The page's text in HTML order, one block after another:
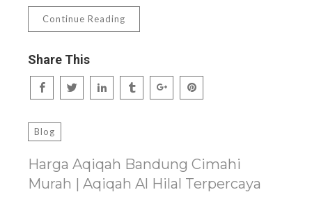
Continue Reading
Share This
Blog
Harga Aqiqah Bandung Cimahi
Murah | Aqiqah Al Hilal Terpercaya